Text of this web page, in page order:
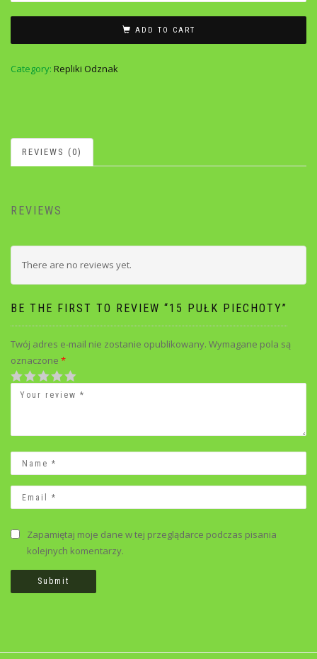
ADD TO CART
Category: Repliki Odznak
REVIEWS (0)
REVIEWS
There are no reviews yet.
BE THE FIRST TO REVIEW “15 PUŁK PIECHOTY”
Twój adres e-mail nie zostanie opublikowany. Wymagane pola są
oznaczone *
1
2
3
4
5
Zapamiętaj moje dane w tej przeglądarce podczas pisania
kolejnych komentarzy.